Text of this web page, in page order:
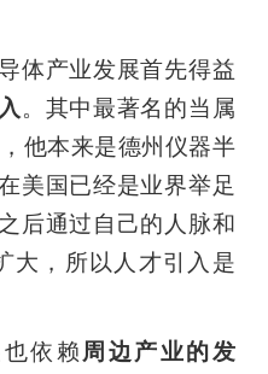
体产业发展首先得益
。其中最著名的当属
他本来是德州仪器半
美国已经是业界举足
后通过自己的人脉和
大，所以人才引入是
依赖周边产业的发